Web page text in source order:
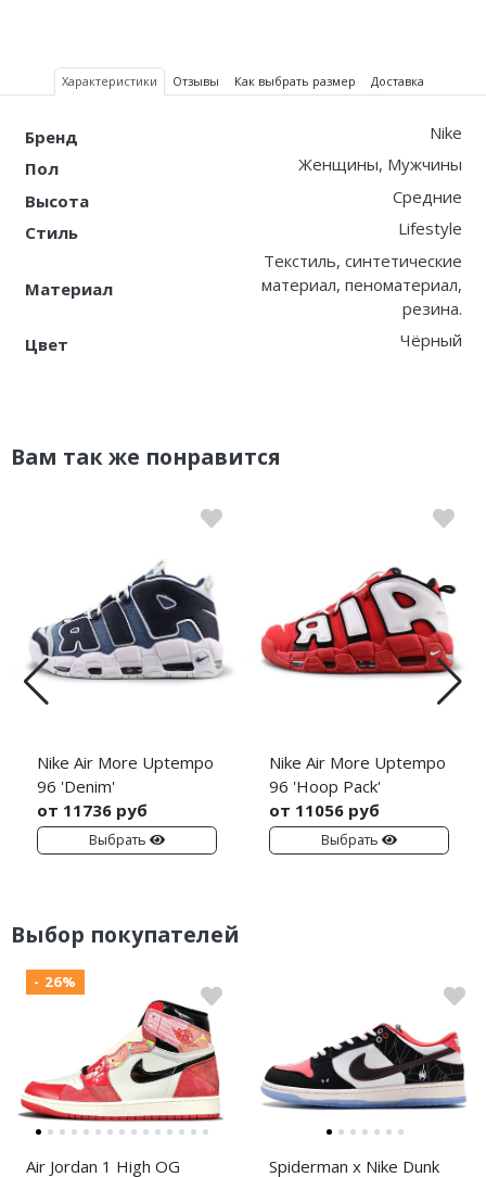
Характеристики Отзывы Как выбрать размер Доставка
Бренд
Nike
Пол
Женщины, Мужчины
Высота
Средние
Стиль
Lifestyle
Материал
Текстиль, синтетические
материал, пеноматериал,
резина.
Цвет
Чёрный
Вам так же понравится
Nike Air More Uptempo
96 'Denim'
от 11736 руб
Выбрать
Nike Air More Uptempo
96 'Hoop Pack'
от 11056 руб
Выбрать
Выбор покупателей
- 26%
Air Jordan 1 High OG Spiderman x Nike Dunk